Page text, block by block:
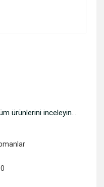
ürünlerini inceleyin...